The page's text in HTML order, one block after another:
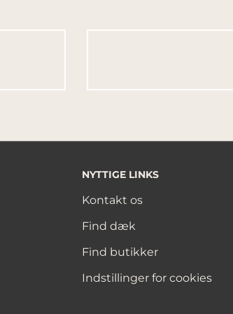
NYTTIGE LINKS
Kontakt os
Find dæk
Find butikker
Indstillinger for cookies